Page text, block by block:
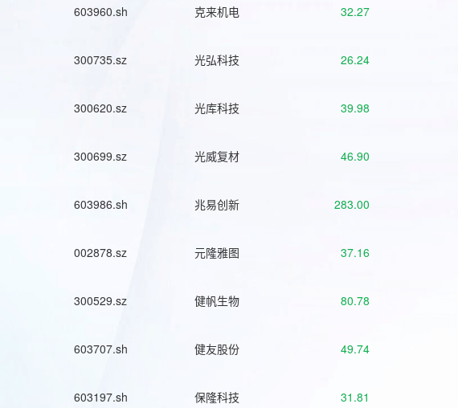
603960.sh 克来机电 32.27
300735.sz 光弘科技 26.24
300620.sz 光库科技 39.98
300699.sz 光威复材 46.90
603986.sh 兆易创新 283.00
002878.sz 元隆雅图 37.16
300529.sz 健帆生物 80.78
603707.sh 健友股份 49.74
603197.sh 保隆科技 31.81